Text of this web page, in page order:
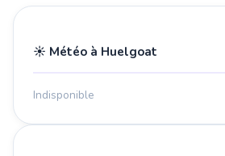
☀️ Météo à Huelgoat
Indisponible